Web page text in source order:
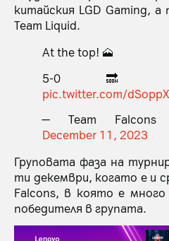
китайския LGD Gaming,
Team Liquid.
At the top! 🗻
5-0
pic.twitter.com/
— Team Falcons
December 11, 2023
Груповата фаза на
ти декември, когато е и
Falcons, в която е
победителя в групата.